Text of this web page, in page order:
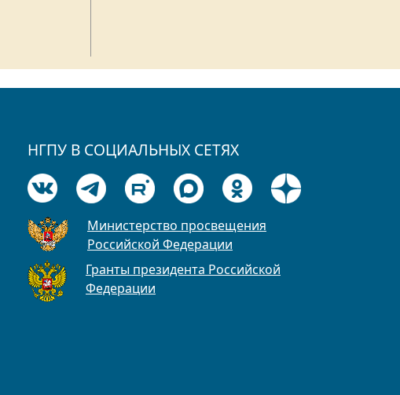
НГПУ В СОЦИАЛЬНЫХ СЕТЯХ
Министерство просвещения
Российской Федерации
Гранты президента Российской
Федерации